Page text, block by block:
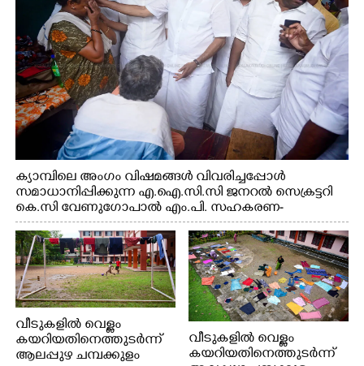
ക്യാമ്പിലെ അംഗം വിഷമങ്ങൾ വിവരിച്ചപ്പോൾ
സമാധാനിപ്പിക്കുന്ന എ.ഐ.സി.സി ജനറൽ സെക്രട്ടറി
കെ.സി വേണുഗോപാൽ എം.പി. സഹകരണ-
എക്സൈസ് വകുപ്പ് മന്ത്രി എം. ലിജു, എന്നിവർ
വീടുകളിൽ വെള്ളം
കയറിയതിനെത്തുടർന്ന്
ആലപ്പുഴ ചമ്പക്കുളം
വീടുകളിൽ വെള്ളം
കയറിയതിനെത്തുടർന്ന്